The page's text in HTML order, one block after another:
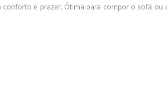
e prazer. Ótima para compor o sofá ou